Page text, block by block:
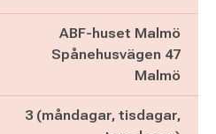
ABF-huset Malmö
Spånehusvägen 47
Malmö
3 (måndagar, tisdagar,